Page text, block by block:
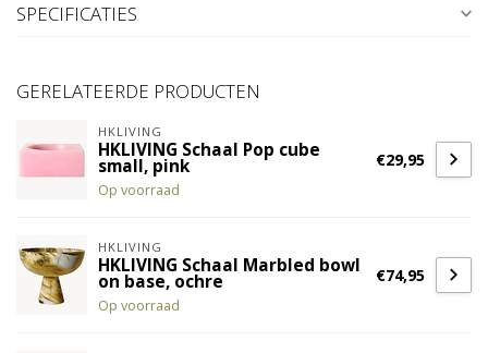
SPECIFICATIES
GERELATEERDE PRODUCTEN
HKLIVING
HKLIVING Schaal Pop cube
small, pink
Op voorraad
€29,95
HKLIVING
HKLIVING Schaal Marbled bowl
on base, ochre
Op voorraad
€74,95